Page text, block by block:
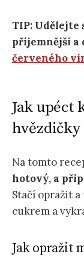
TIP: Udělejte
příjemnější a
červeného
Jak upéct
Na tomto
hotový, a
Stačí opražit
cukrem a
Jak opražit